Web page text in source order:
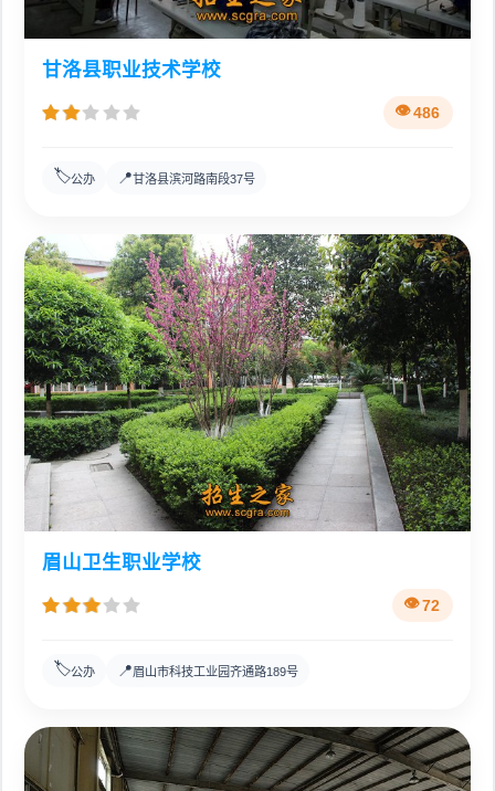
甘洛县职业技术学校
486
🏷️公办 📍甘洛县滨河路南段37号
眉山卫生职业学校
72
🏷️公办 📍眉山市科技工业园齐通路189号